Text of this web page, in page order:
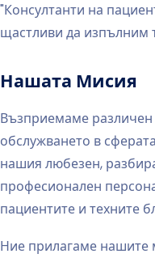
"Консултанти на
щастливи да изпълним
Нашата Мисия
Възприемаме
обслужването в
нашия любезен,
професионален
пациентите и техните
Ние прилагаме нашите